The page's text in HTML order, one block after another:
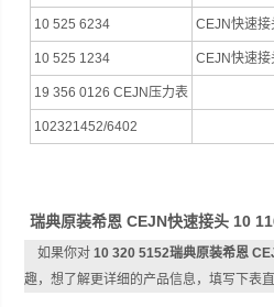
10 525 6234 CEJN快速接
10 525 1234 CEJN快速接
19 356 0126 CEJN压力表
102321452/6402
瑞典原装希恩 CEJN快速接头 10
如果你对10 320 5152瑞典原装希恩
趣，想了解更详细的产品信息，填写下表